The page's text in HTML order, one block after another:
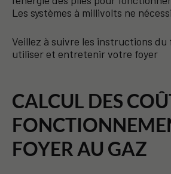
Les systèmes à millivolts ne
Veillez à suivre les instructions
utiliser et entretenir votre foyer
CALCUL DES
FOYER AU GAZ